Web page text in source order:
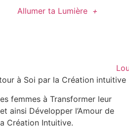
Allumer ta Lumière
à Soi par la Création intuitive
femmes à Transformer leur
ainsi Développer l’Amour de
Création Intuitive.